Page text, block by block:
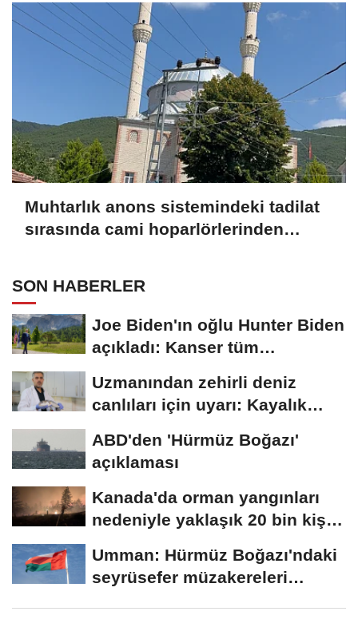
Muhtarlık anons sistemindeki tadilat
sırasında cami hoparlörlerinden
SON HABERLER
Joe Biden'ın oğlu Hunter Biden
açıkladı: Kanser tüm
Uzmanından zehirli deniz
canlıları için uyarı: Kayalık
ABD'den 'Hürmüz Boğazı'
açıklaması
Kanada'da orman yangınları
nedeniyle yaklaşık 20 bin kişi
Umman: Hürmüz Boğazı'ndaki
seyrüsefer müzakereleri